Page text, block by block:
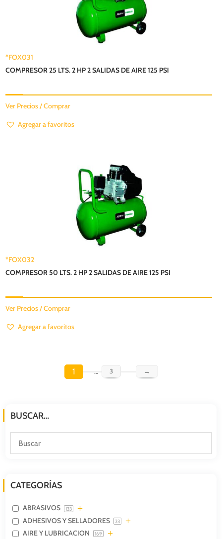
*FOX031
COMPRESOR 25 LTS. 2 HP 2 SALIDAS DE AIRE 125 PSI
Ver Precios / Comprar
Agregar a favoritos
*FOX032
COMPRESOR 50 LTS. 2 HP 2 SALIDAS DE AIRE 125 PSI
Ver Precios / Comprar
Agregar a favoritos
1 … 3 →
BUSCAR…
CATEGORÍAS
ABRASIVOS 133
ADHESIVOS Y SELLADORES 23
AIRE Y LUBRICACION 169